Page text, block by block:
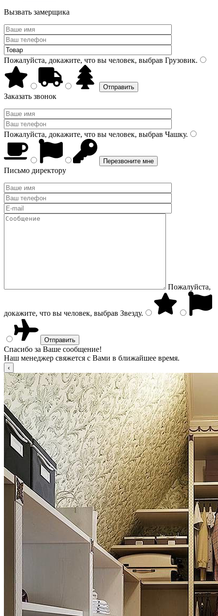
Вызвать замерщика
Пожалуйста, докажите, что вы человек, выбрав Грузовик.
Заказать звонок
Пожалуйста, докажите, что вы человек, выбрав Чашку.
Письмо директору
Пожалуйста,
докажите, что вы человек, выбрав Звезду.
Спасибо за Ваше сообщение!
Наш менеджер свяжется с Вами в ближайшее время.